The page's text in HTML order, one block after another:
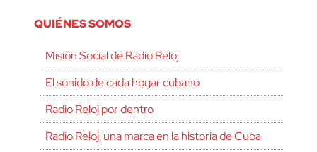
QUIÉNES SOMOS
Misión Social de Radio Reloj
El sonido de cada hogar cubano
Radio Reloj por dentro
Radio Reloj, una marca en la historia de Cuba